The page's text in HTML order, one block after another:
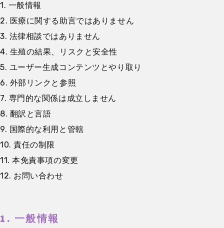
1. 一般情報
2. 医療に関する助言ではありません
3. 法律相談ではありません
4. 生殖の結果、リスクと安全性
5. ユーザー生成コンテンツとやり取り
6. 外部リンクと参照
7. 専門的な関係は成立しません
8. 翻訳と言語
9. 国際的な利用と管轄
10. 責任の制限
11. 本免責事項の変更
12. お問い合わせ
1. 一般情報